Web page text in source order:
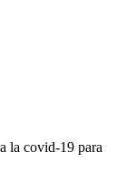
la covid-19 para